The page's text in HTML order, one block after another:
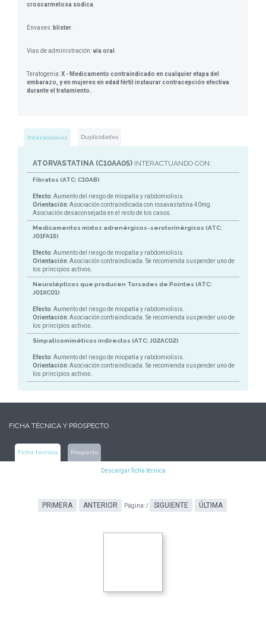
croscarmelosa sodica
Envases: blister
Vias de administración:vía oral
Teratogenia:X - Medicamento contraindicado en cualquier etapa del
embarazo, y en mujeres en edad fértil instaurar contracepción efectiva
durante el tratamiento.
Interacciones Duplicidades
ATORVASTATINA (C10AA05) INTERACTUANDO CON:
Fibratos (ATC: C10AB)
Efecto: Aumento del riesgo de miopatía y rabdomiolisis.
Orientación: Asociación contraindicada con rosavastatina 40mg.
Asociación desaconsejada en el resto de los casos.
Medicamentos mixtos adrenérgicos-serotorinérgicos (ATC:
J01FA15)
Efecto: Aumento del riesgo de miopatía y rabdomiolisis.
Orientación: Asociación contraindicada. Se recomienda suspender uno de
los principios activos.
Neurolépticos que producen Torsades de Pointes (ATC:
J01XC01)
Efecto: Aumento del riesgo de miopatía y rabdomiolisis.
Orientación: Asociación contraindicada. Se recomienda suspender uno de
los principios activos.
Simpaticomiméticos indirectos (ATC: J02AC02)
Efecto: Aumento del riesgo de miopatía y rabdomiolisis.
Orientación: Asociación contraindicada. Se recomienda suspender uno de
los principios activos.
FICHA TÉCNICA Y PROSPECTO
Ficha técnica Prospecto
Descargar ficha técnica
PRIMERA ANTERIOR Página:/ SIGUIENTE ÚLTIMA